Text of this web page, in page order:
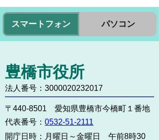
スマートフォン パソコン
豊橋市役所
法人番号：3000020232017
〒440-8501 愛知県豊橋市今橋町１番地
代表番号： 0532-51-2111
開庁日時： 月曜日～金曜日 午前8時30